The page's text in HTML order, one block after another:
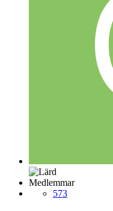
Medlemmar
573